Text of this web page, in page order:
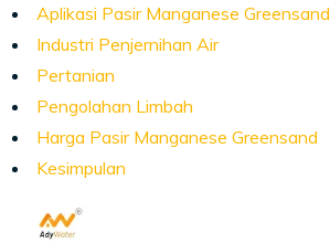
Aplikasi Pasir Manganese Greensand
Industri Penjernihan Air
Pertanian
Pengolahan Limbah
Harga Pasir Manganese Greensand
Kesimpulan